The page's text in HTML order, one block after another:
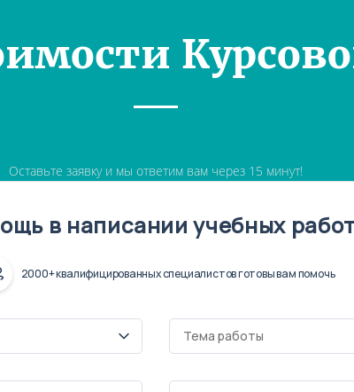
Оставьте заявку и мы ответим вам через 15 минут!
в написании учебных
2000+ квалифицированных специалистов готовы вам помочь